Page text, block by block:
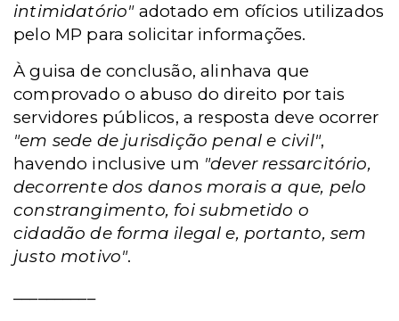
intimidatório"adotado em ofícios utilizados
pelo MP para solicitar informações.
À guisa de conclusão, alinhava que
comprovado o abuso do direito por tais
servidores públicos, a resposta deve ocorrer
"em sede de jurisdição penal e civil",
havendo inclusive um "dever ressarcitório,
decorrente dos danos morais a que, pelo
constrangimento, foi submetido o
cidadão de forma ilegal e, portanto, sem
justo motivo".